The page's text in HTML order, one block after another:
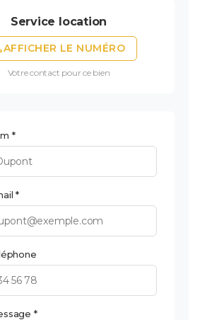
Service location
AFFICHER LE NUMÉRO
Votre contact pour ce bien
*
*
*